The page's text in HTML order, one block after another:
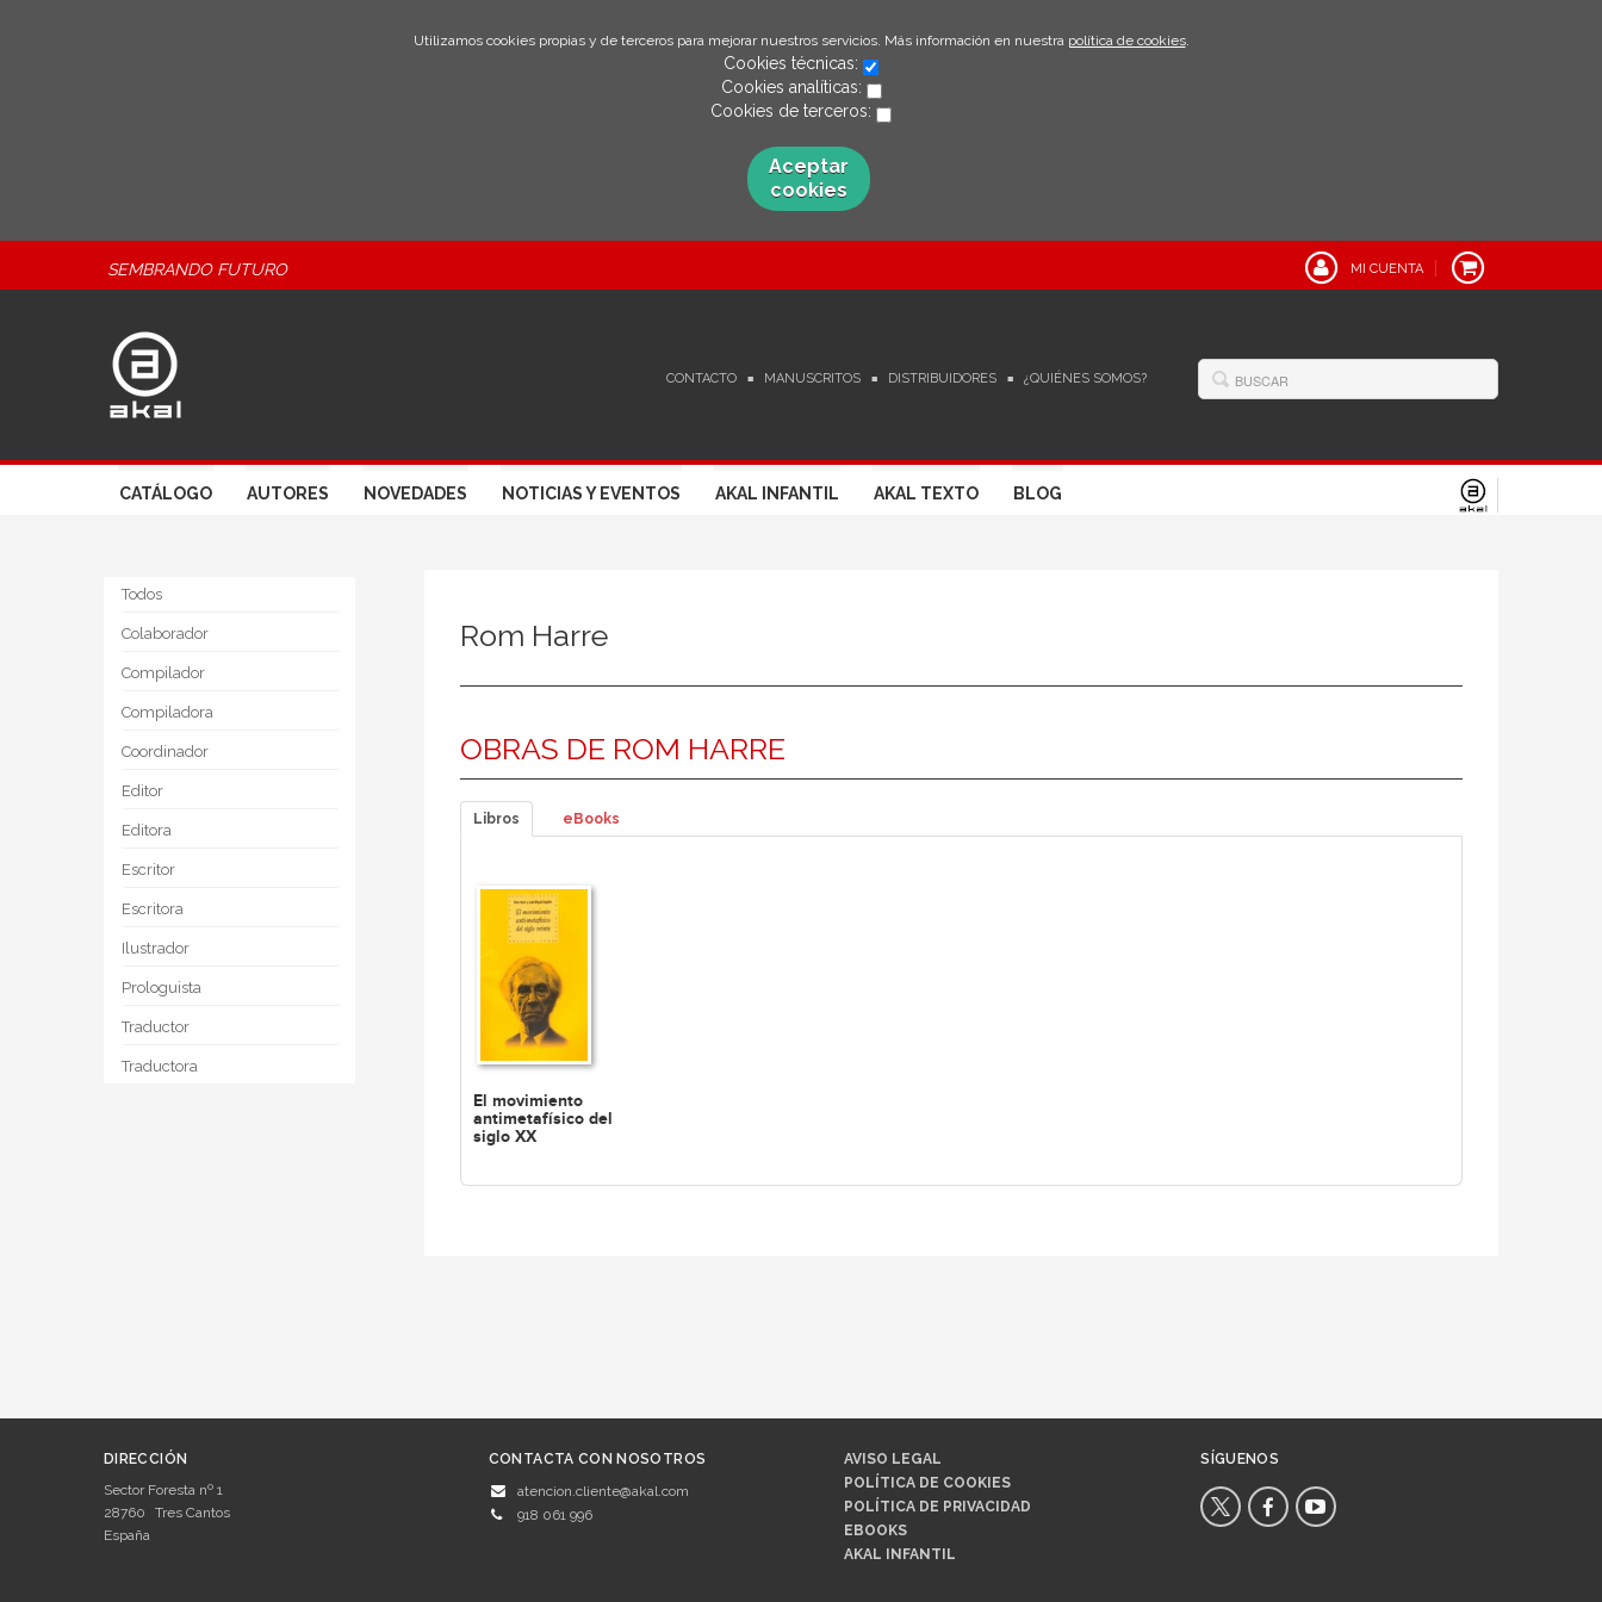
Utilizamos cookies propias y de terceros para mejorar nuestros servicios. Más información en nuestra política de cookies.
Cookies técnicas:
Cookies analíticas:
Cookies de terceros:
Aceptar
cookies
SEMBRANDO FUTURO MI CUENTA
CONTACTO MANUSCRITOS DISTRIBUIDORES ¿QUIÉNES SOMOS?
CATÁLOGO AUTORES NOVEDADES NOTICIAS Y EVENTOS AKAL INFANTIL AKAL TEXTO BLOG
Todos
Colaborador
Compilador
Compiladora
Coordinador
Editor
Editora
Escritor
Escritora
Ilustrador
Prologuista
Traductor
Traductora
Rom Harre
OBRAS DE ROM HARRE
Libros eBooks
El movimiento
antimetafísico del
siglo XX
DIRECCIÓN
Sector Foresta nº 1
28760
Tres Cantos
España
CONTACTA CON NOSOTROS
atencion.cliente@akal.com
918 061 996
AVISO LEGAL
POLÍTICA DE COOKIES
POLÍTICA DE PRIVACIDAD
EBOOKS
AKAL INFANTIL
SÍGUENOS